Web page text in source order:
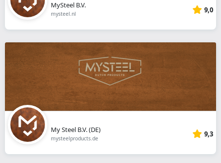
MySteel B.V.
mysteel.nl 9,0
My Steel B.V. (DE)
mysteelproducts.de 9,3